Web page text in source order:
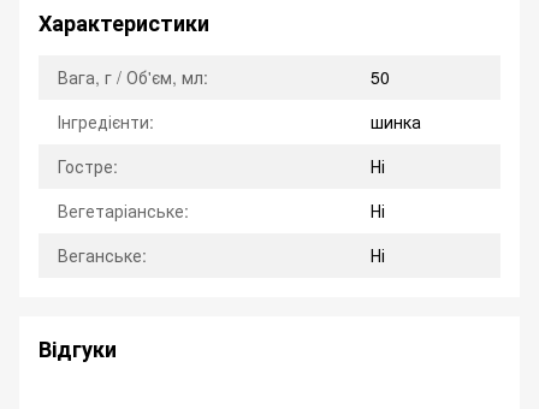
Характеристики
Вага, г / Об'єм, мл:
50
Інгредієнти:
шинка
Гостре:
Ні
Вегетаріанське:
Ні
Веганське:
Ні
Відгуки